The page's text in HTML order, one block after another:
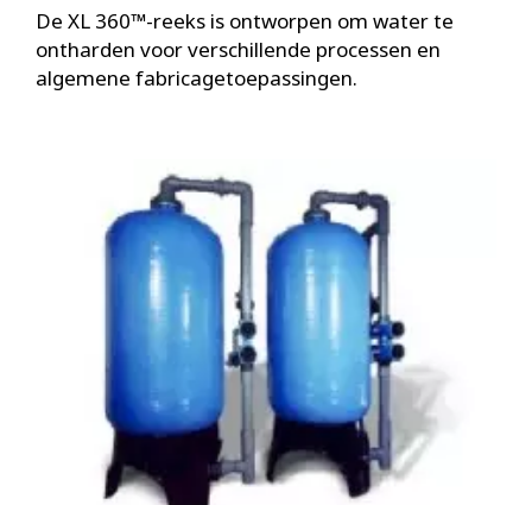
De XL 360™-reeks is ontworpen om water te
ontharden voor verschillende processen en
algemene fabricagetoepassingen.